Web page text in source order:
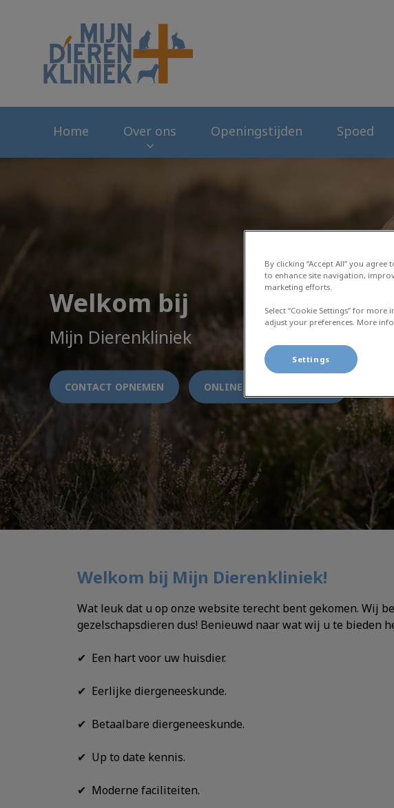
Home Over ons Openingstijden Spoed
Welkom bij
Mijn Dierenkliniek
CONTACT OPNEMEN ONLINE AFSPRAAK MAKEN
Welkom bij Mijn Dierenkliniek!
Wat leuk dat u op onze website terecht bent gekomen. Wij
gezelschapsdieren dus! Benieuwd naar wat wij u te bieden
✔ Een hart voor uw huisdier.
✔ Eerlijke diergeneeskunde.
✔ Betaalbare diergeneeskunde.
✔ Up to date kennis.
✔ Moderne faciliteiten.
By clicking “Accept All” you
to enhance site navigation,
marketing efforts.
Select “Cookie Settings” for
adjust your preferences. More
Settings